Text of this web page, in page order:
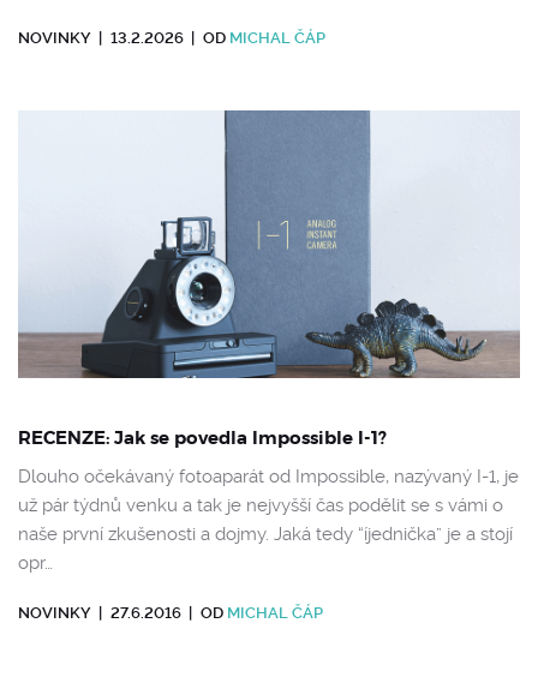
NOVINKY 13.2.2026 OD MICHAL ČÁP
RECENZE: Jak se povedla Impossible I-1?
Dlouho očekávaný fotoaparát od Impossible, nazývaný I-1, je
už pár týdnů venku a tak je nejvyšší čas podělit se s vámi o
naše první zkušenosti a dojmy. Jaká tedy “íjednička” je a stojí
opr…
NOVINKY 27.6.2016 OD MICHAL ČÁP